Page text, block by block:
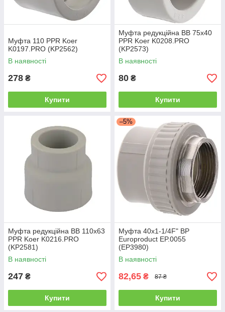
Муфта 110 PPR Koer
K0197.PRO (KP2562)
В наявності
278 ₴
Купити
Муфта редукційна ВВ 75x40
PPR Koer K0208.PRO
(KP2573)
В наявності
80 ₴
Купити
Муфта редукційна ВВ 110x63
PPR Koer K0216.PRO
(KP2581)
В наявності
247 ₴
Купити
–5%
Муфта 40x1-1/4F" ВР
Europroduct EP.0055
(EP3980)
В наявності
82,65 ₴ 87 ₴
Купити